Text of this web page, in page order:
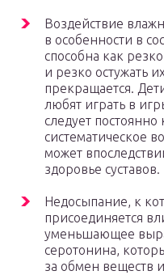
Воздействие
в особенности в
способна как
и резко остужать
прекращается.
любят играть в
следует постоянно
систематическое
может
здоровье суставов.
Недосыпание, к
присоединяется
уменьшающее
серотонина,
за обмен веществ